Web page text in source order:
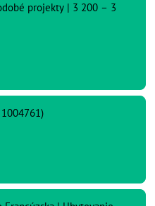
projekty | 3 200 – 3